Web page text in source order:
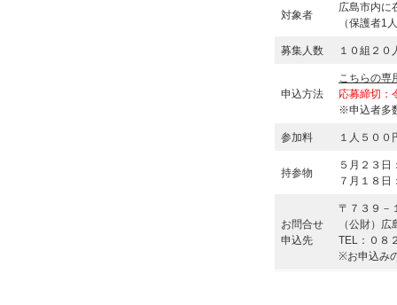
対象者
広島市内に
（保護者1
募集人数 １０組２０
申込方法
こちらの専
応募締切：
※申込者多
参加料 １人５００
持参物
５月２３日
７月１８日
お問合せ
申込先
〒７３９－
（公財）
TEL：０８
※お申込み